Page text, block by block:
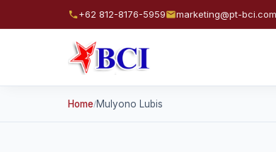
+62 812-8176-5959 marketing@pt-bci.com
Home/Mulyono Lubis